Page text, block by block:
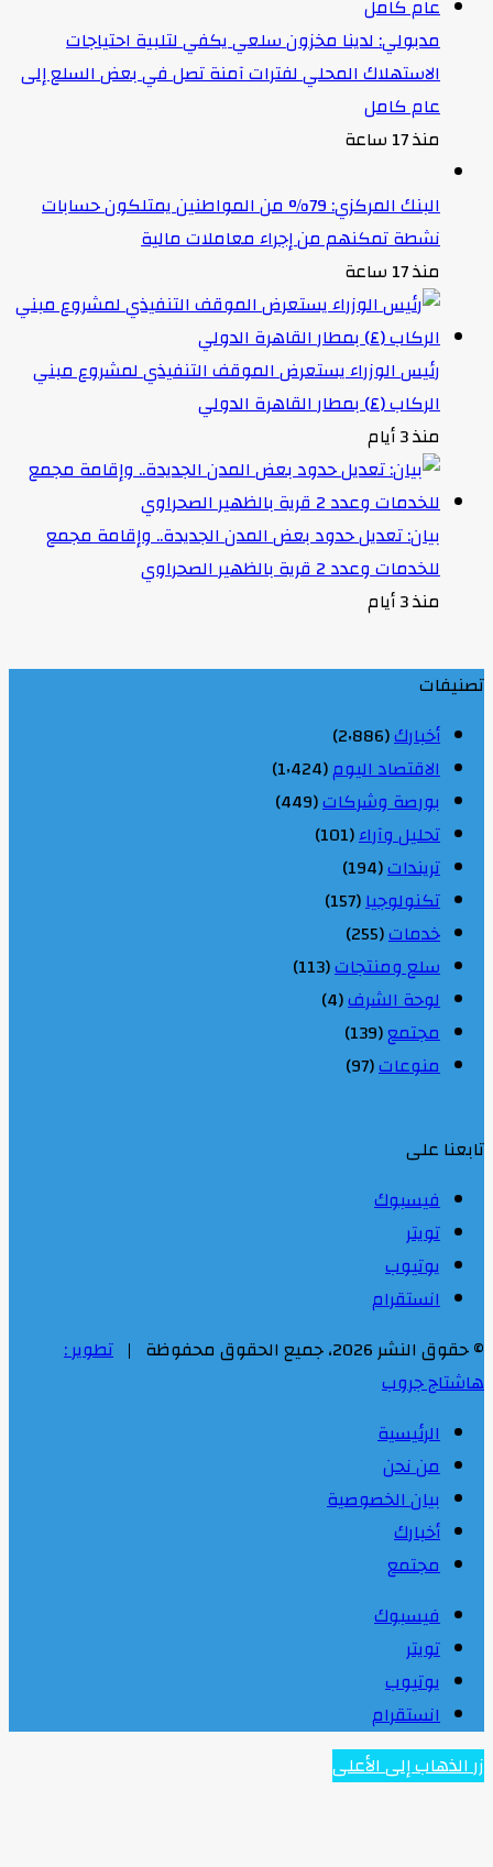
مدبولي: لدينا مخزون سلعي يكفي لتلبية احتياجات
الاستهلاك المحلي لفترات آمنة تصل في بعض السلع إلى
عام كامل
منذ 17 ساعة
البنك المركزي: 79% من المواطنين يمتلكون حسابات
نشطة تمكنهم من إجراء معاملات مالية
منذ 17 ساعة
رئيس الوزراء يستعرض الموقف التنفيذي لمشروع مبني
الركاب (٤) بمطار القاهرة الدولي
منذ 3 أيام
بيان: تعديل حدود بعض المدن الجديدة.. وإقامة مجمع
للخدمات وعدد 2 قرية بالظهير الصحراوي
منذ 3 أيام
تصنيفات
أخبارك(2٬886)
الاقتصاد اليوم(1٬424)
بورصة وشركات(449)
تحليل وآراء(101)
تريندات(194)
تكنولوجيا(157)
خدمات(255)
سلع ومنتجات(113)
لوحة الشرف(4)
مجتمع(139)
منوعات(97)
تابعنا على
فيسبوك
تويتر
يوتيوب
انستقرام
© حقوق النشر 2026، جميع الحقوق محفوظة |
تطوير :
هاشتاج جروب
الرئيسية
من نحن
بيان الخصوصية
أخبارك
مجتمع
فيسبوك
تويتر
يوتيوب
انستقرام
زر الذهاب إلى الأعلى